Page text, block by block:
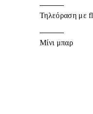
Τηλεόραση με
Μίνι μπαρ